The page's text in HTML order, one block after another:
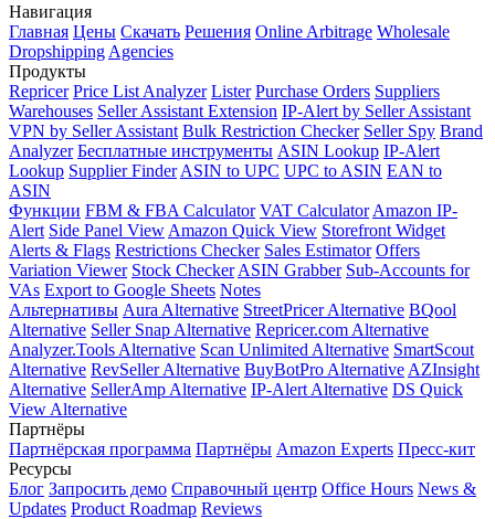
Навигация
Главная Цены Скачать Решения Online Arbitrage Wholesale
Dropshipping Agencies
Продукты
Repricer Price List Analyzer Lister Purchase Orders Suppliers
Warehouses Seller Assistant Extension IP-Alert by Seller Assistant
VPN by Seller Assistant Bulk Restriction Checker Seller Spy Brand
Analyzer Бесплатные инструменты ASIN Lookup IP-Alert
Lookup Supplier Finder ASIN to UPC UPC to ASIN EAN to
ASIN
Функции FBM & FBA Calculator VAT Calculator Amazon IP-
Alert Side Panel View Amazon Quick View Storefront Widget
Alerts & Flags Restrictions Checker Sales Estimator Offers
Variation Viewer Stock Checker ASIN Grabber Sub-Accounts for
VAs Export to Google Sheets Notes
Альтернативы Aura Alternative StreetPricer Alternative BQool
Alternative Seller Snap Alternative Repricer.com Alternative
Analyzer.Tools Alternative Scan Unlimited Alternative SmartScout
Alternative RevSeller Alternative BuyBotPro Alternative AZInsight
Alternative SellerAmp Alternative IP-Alert Alternative DS Quick
View Alternative
Партнёры
Партнёрская программа Партнёры Amazon Experts Пресс-кит
Ресурсы
Блог Запросить демо Справочный центр Office Hours News &
Updates Product Roadmap Reviews